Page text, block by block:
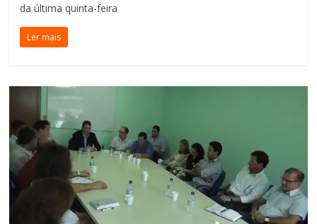
da última quinta-feira
Ler mais